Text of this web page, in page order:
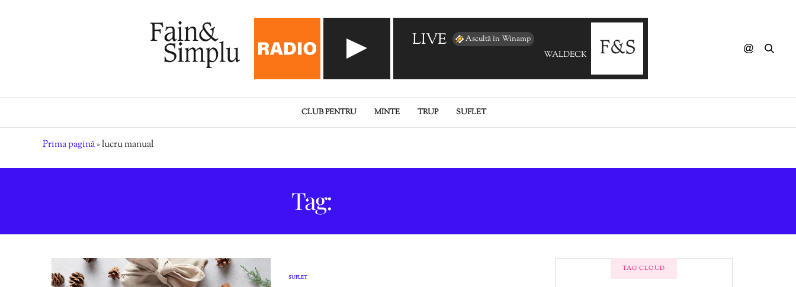
LIVE Ascultă în Winamp
WALDECK - Memories (PATRIZIA FERRARA) (ReWork)
CLUB PENTRU MINTE TRUP SUFLET
Prima pagină»lucru manual
Tag:
SUFLET
TAG CLOUD